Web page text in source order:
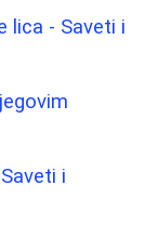
lica - Saveti i
i